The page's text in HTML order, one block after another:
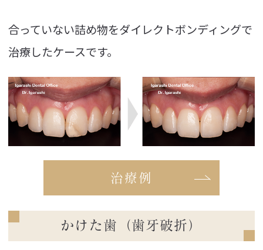
合っていない詰め物をダイレクトボンディングで
治療したケースです。
治療例
かけた歯（歯牙破折）